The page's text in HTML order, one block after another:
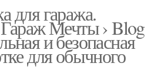
для гаража.
Мечты › Blog
и безопасная
для обычного